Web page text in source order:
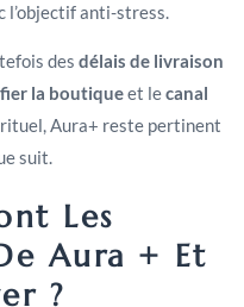
l’objectif anti-stress.
des délais de livraison
la boutiqueet lecanal
rituel, Aura+ reste pertinent
suit.
Les
Aura + Et
?